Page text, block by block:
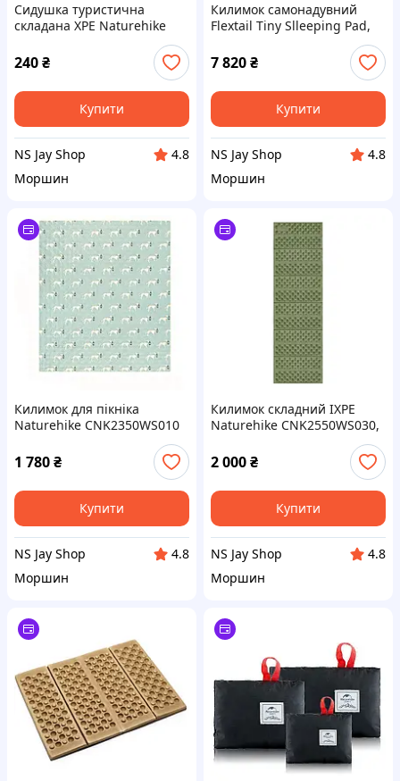
Сидушка туристична
складана XPE Naturehike
зелена, для походів та
кемпінгу
240₴
Купити
NS Jay Shop
4.8
Моршин
Килимок самонадувний
Flextail Tiny Slleeping Pad,
R03 AVS, розмір L (196 х 65 х
7 см), зелений
7 820₴
Купити
NS Jay Shop
4.8
Моршин
Килимок для пікніка
Naturehike CNK2350WS010
210*240 см, блакитний із
принтом
1 780₴
Купити
NS Jay Shop
4.8
Моршин
Килимок складний IXPE
Naturehike CNK2550WS030,
195x60x1.8 см, оливковий-
зелений
2 000₴
Купити
NS Jay Shop
4.8
Моршин